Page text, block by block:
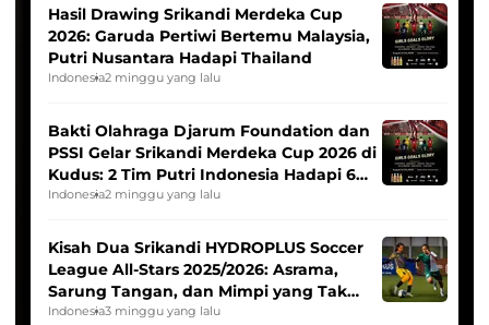
Hasil Drawing Srikandi Merdeka Cup
2026: Garuda Pertiwi Bertemu Malaysia,
Putri Nusantara Hadapi Thailand
Indonesia2 minggu yang lalu
Bakti Olahraga Djarum Foundation dan
PSSI Gelar Srikandi Merdeka Cup 2026 di
Kudus: 2 Tim Putri Indonesia Hadapi 6
Tim Asia
Indonesia2 minggu yang lalu
Kisah Dua Srikandi HYDROPLUS Soccer
League All-Stars 2025/2026: Asrama,
Sarung Tangan, dan Mimpi yang Tak
Pernah Padam
Indonesia3 minggu yang lalu